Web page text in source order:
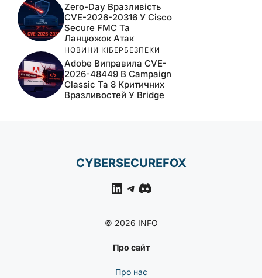
Zero-Day Вразливість
CVE-2026-20316 У Cisco
Secure FMC Та
Ланцюжок Атак
НОВИНИ КІБЕРБЕЗПЕКИ
Adobe Виправила CVE-
2026-48449 В Campaign
Classic Та 8 Критичних
Вразливостей У Bridge
CYBERSECUREFOX
LinkedIn
Telegram
Discord
© 2026 INFO
Про сайт
Про нас